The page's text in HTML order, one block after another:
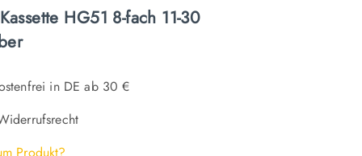
HG51 8-fach 11-30
in DE ab 30 €